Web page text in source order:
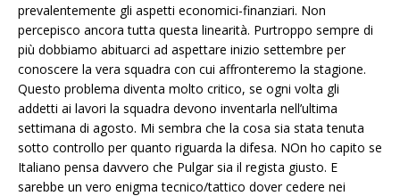
prevalentemente gli aspetti economici-finanziari. Non
percepisco ancora tutta questa linearità. Purtroppo sempre di
più dobbiamo abituarci ad aspettare inizio settembre per
conoscere la vera squadra con cui affronteremo la stagione.
Questo problema diventa molto critico, se ogni volta gli
addetti ai lavori la squadra devono inventarla nell’ultima
settimana di agosto. Mi sembra che la cosa sia stata tenuta
sotto controllo per quanto riguarda la difesa. NOn ho capito se
Italiano pensa davvero che Pulgar sia il regista giusto. E
sarebbe un vero enigma tecnico/tattico dover cedere nei